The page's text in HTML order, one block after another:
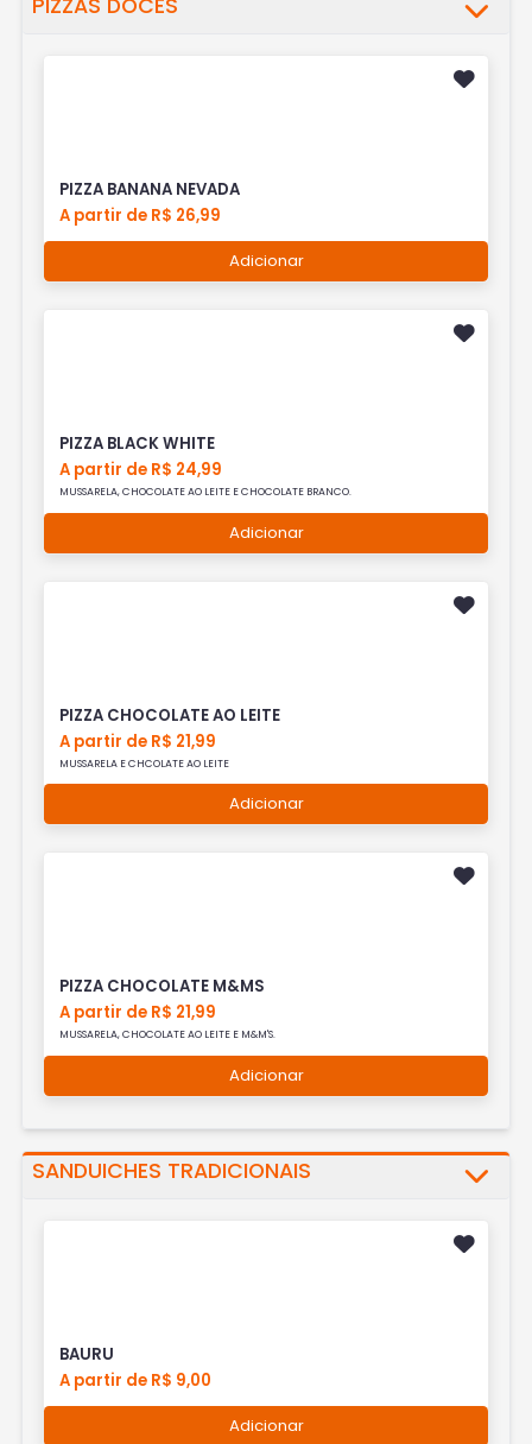
PIZZA BANANA NEVADA
A partir de R$ 26,99
Adicionar
PIZZA BLACK WHITE
A partir de R$ 24,99
MUSSARELA, CHOCOLATE AO LEITE E CHOCOLATE BRANCO.
Adicionar
PIZZA CHOCOLATE AO LEITE
A partir de R$ 21,99
MUSSARELA E CHCOLATE AO LEITE
Adicionar
PIZZA CHOCOLATE M&MS
A partir de R$ 21,99
MUSSARELA, CHOCOLATE AO LEITE E M&M'S.
Adicionar
SANDUICHES TRADICIONAIS
BAURU
A partir de R$ 9,00
Adicionar